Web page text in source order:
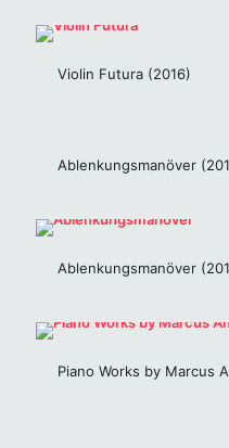
Violin Futura (2016)
Ablenkungsmanöver
Ablenkungsmanöver
Piano Works by Marcus